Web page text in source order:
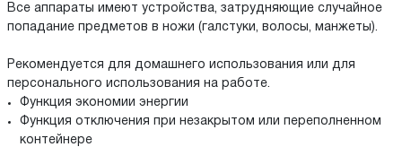
Все аппараты имеют устройства, затрудняющие случайное
попадание предметов в ножи (галстуки, волосы, манжеты).
Рекомендуется для домашнего использования или для
персонального использования на работе.
Функция экономии энергии
Функция отключения при незакрытом или переполненном
контейнере